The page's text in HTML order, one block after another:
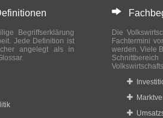
Begriffserklärung
Jede Definition ist
angelegt als in
Die
Fachtermini
werden. Viele